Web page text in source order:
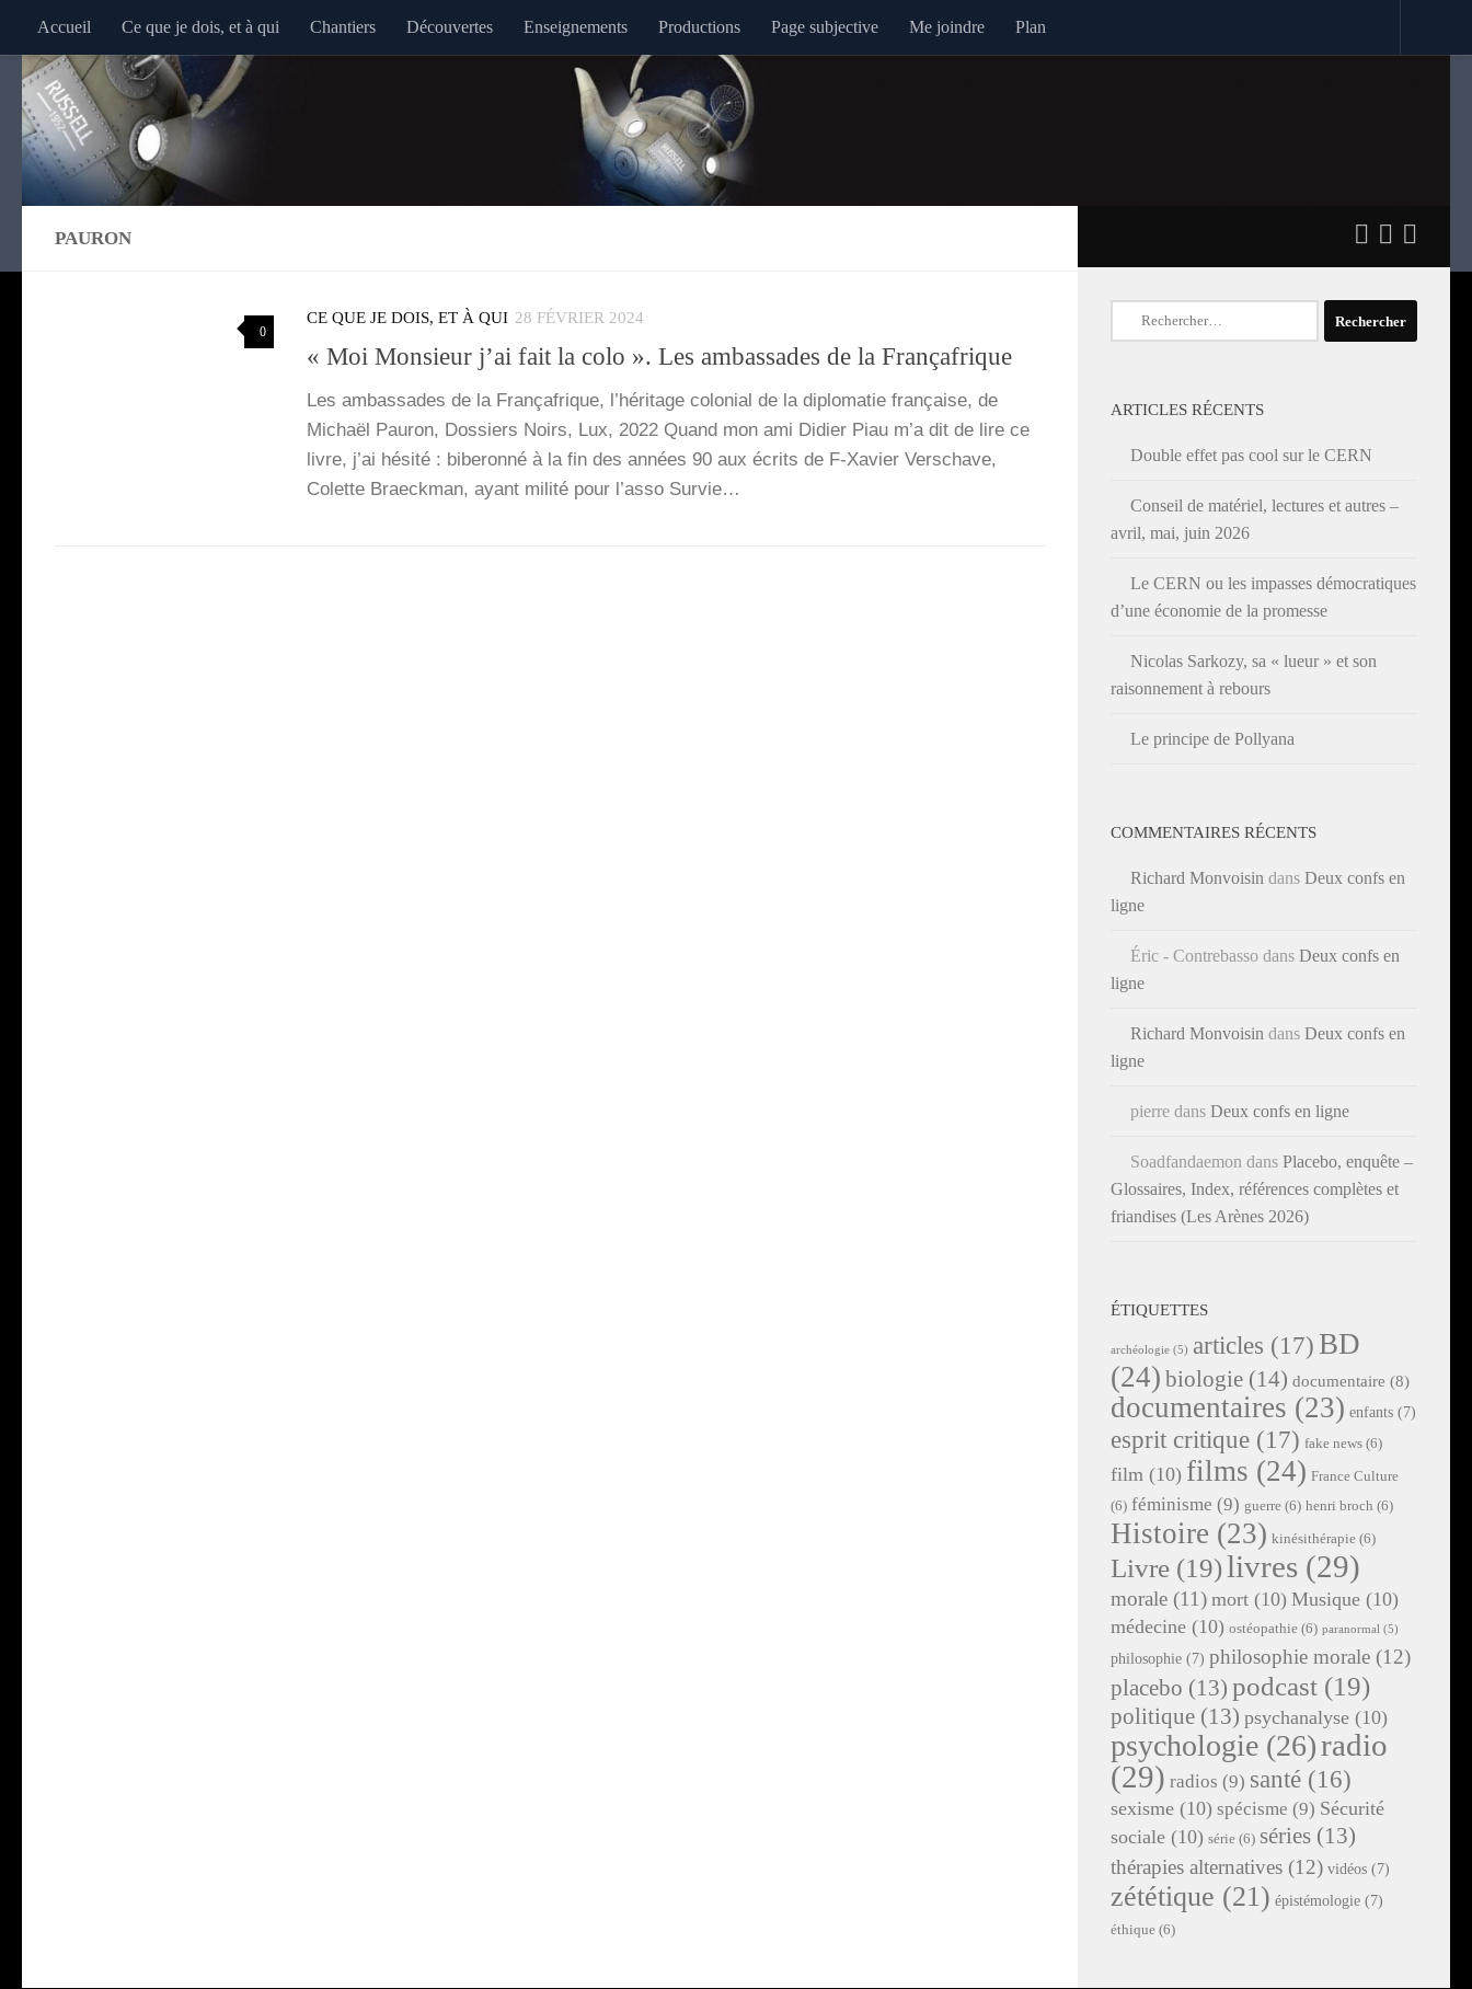
Au dessous du contenu
Accueil Ce que je dois, et à qui Chantiers Découvertes Enseignements Productions Page subjective Me joindre Plan
PAURON
0
CE QUE JE DOIS, ET À QUI 28 FÉVRIER 2024
« Moi Monsieur j’ai fait la colo ». Les ambassades de la Françafrique
Les ambas­sades de la Fran­ça­frique, l’hé­ri­tage colo­nial de la diplo­ma­tie fran­çaise, de
Michaël Pau­ron, Dos­siers Noirs, Lux, 2022 Quand mon ami Didier Piau m’a dit de lire ce
livre, j’ai hési­té : bibe­ron­né à la fin des années 90 aux écrits de F‑Xavier Ver­schave,
Colette Brae­ck­man, ayant mili­té pour l’as­so Sur­vie…
Rechercher :
ARTICLES RÉCENTS
Double effet pas cool sur le CERN
Conseil de matériel, lectures et autres –
avril, mai, juin 2026
Le CERN ou les impasses démocratiques
d’une économie de la promesse
Nicolas Sarkozy, sa « lueur » et son
raisonnement à rebours
Le principe de Pollyana
COMMENTAIRES RÉCENTS
Richard Monvoisin dans Deux confs en
ligne
Éric - Contrebasso dans Deux confs en
ligne
Richard Monvoisin dans Deux confs en
ligne
pierre dans Deux confs en ligne
Soadfandaemon dans Placebo, enquête –
Glossaires, Index, références complètes et
friandises (Les Arènes 2026)
ÉTIQUETTES
archéologie (5) articles (17) BD
(24) biologie (14) documentaire (8)
documentaires (23) enfants (7)
esprit critique (17) fake news (6)
film (10) films (24) France Culture
(6) féminisme (9) guerre (6) henri broch (6)
Histoire (23) kinésithérapie (6)
Livre (19)livres (29)
morale (11) mort (10) Musique (10)
médecine (10) ostéopathie (6) paranormal (5)
philosophie (7) philosophie morale (12)
placebo (13) podcast (19)
politique (13) psychanalyse (10)
psychologie (26)radio
(29) radios (9) santé (16)
sexisme (10) spécisme (9) Sécurité
sociale (10) série (6) séries (13)
thérapies alternatives (12) vidéos (7)
zététique (21) épistémologie (7)
éthique (6)